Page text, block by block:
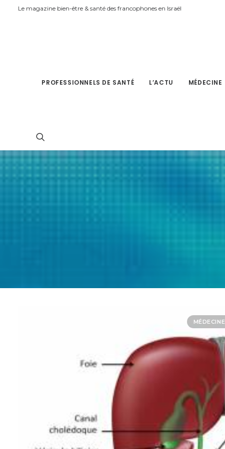
Le magazine bien-être & santé des francophones en Israël
PROFESSIONNELS DE SANTÉ L’ACTU MÉDECINE
MÉDECINE